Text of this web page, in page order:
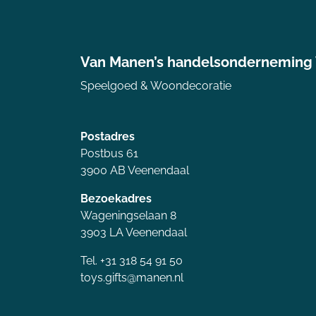
Van Manen’s
Speelgoed & Woondecoratie
Postadres
Postbus 61
3900 AB Veenendaal
Bezoekadres
Wageningselaan 8
3903 LA Veenendaal
Tel. +31 318 54 91 50
toys.gifts@manen.nl